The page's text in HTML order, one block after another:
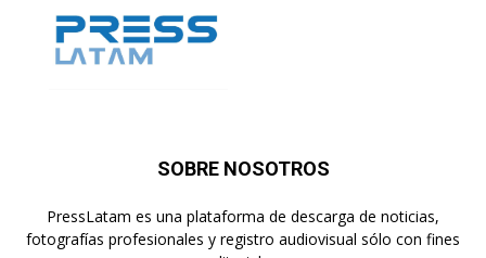
SOBRE NOSOTROS
PressLatam es una plataforma de descarga de noticias,
fotografías profesionales y registro audiovisual sólo con fines